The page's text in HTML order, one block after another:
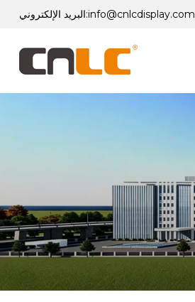
البريد الإلكتروني:info@cnlcdisplay.com